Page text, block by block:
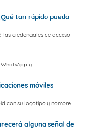
tan rápido puedo
credenciales de acceso
y
móviles
con su logotipo y nombre.
alguna señal de